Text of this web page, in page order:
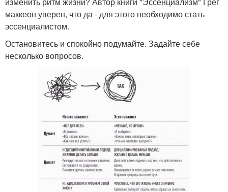
маккеон уверен, что да - для этого необходимо стать
эссенциалистом.
Остановитесь и спокойно подумайте. Задайте себе
несколько вопросов.